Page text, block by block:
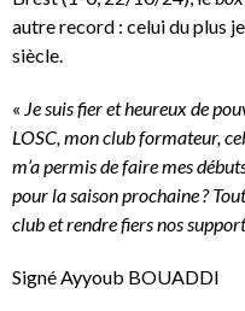
autre record : celui du plus
siècle.
« Je suis fier et heureux de
LOSC, mon club formateur,
m’a permis de faire mes
pour la saison prochaine ?
club et rendre fiers nos
Signé Ayyoub BOUADDI